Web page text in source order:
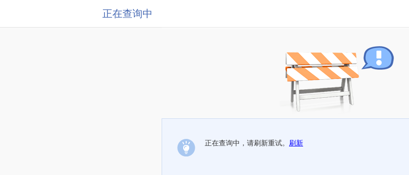
正在查询中
正在查询中，请刷新重试。 刷新